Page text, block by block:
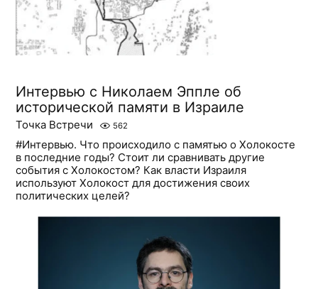
Интервью с Николаем Эппле об
исторической памяти в Израиле
Точка Встречи 562
#Интервью. Что происходило с памятью о Холокосте
в последние годы? Стоит ли сравнивать другие
события с Холокостом? Как власти Израиля
используют Холокост для достижения своих
политических целей?